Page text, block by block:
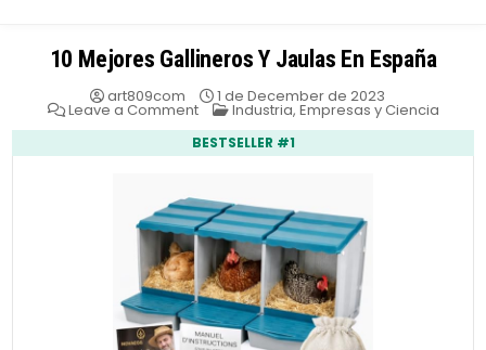
10 Mejores Gallineros Y Jaulas En España
art809com 1 de December de 2023
Leave a Commenton
Mejores
Gallineros
En
España
Posted
Industria, Empresas y Ciencia
BESTSELLER #1